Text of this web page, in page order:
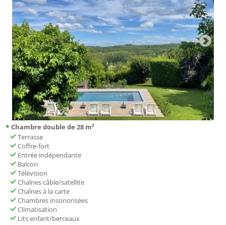
Chambre double de 28 m²
Terrasse
Coffre-fort
Entrée indépendante
Balcon
Télévision
Chaînes câble/satellite
Chaînes à la carte
Chambres insonorisées
Climatisation
Lits enfant/berceaux